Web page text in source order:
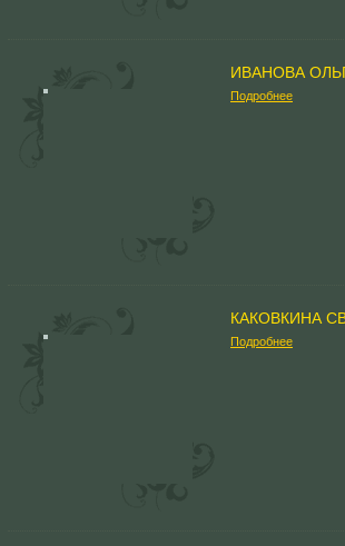
ИВАНОВА
Подробнее
КАКОВКИНА
Подробнее